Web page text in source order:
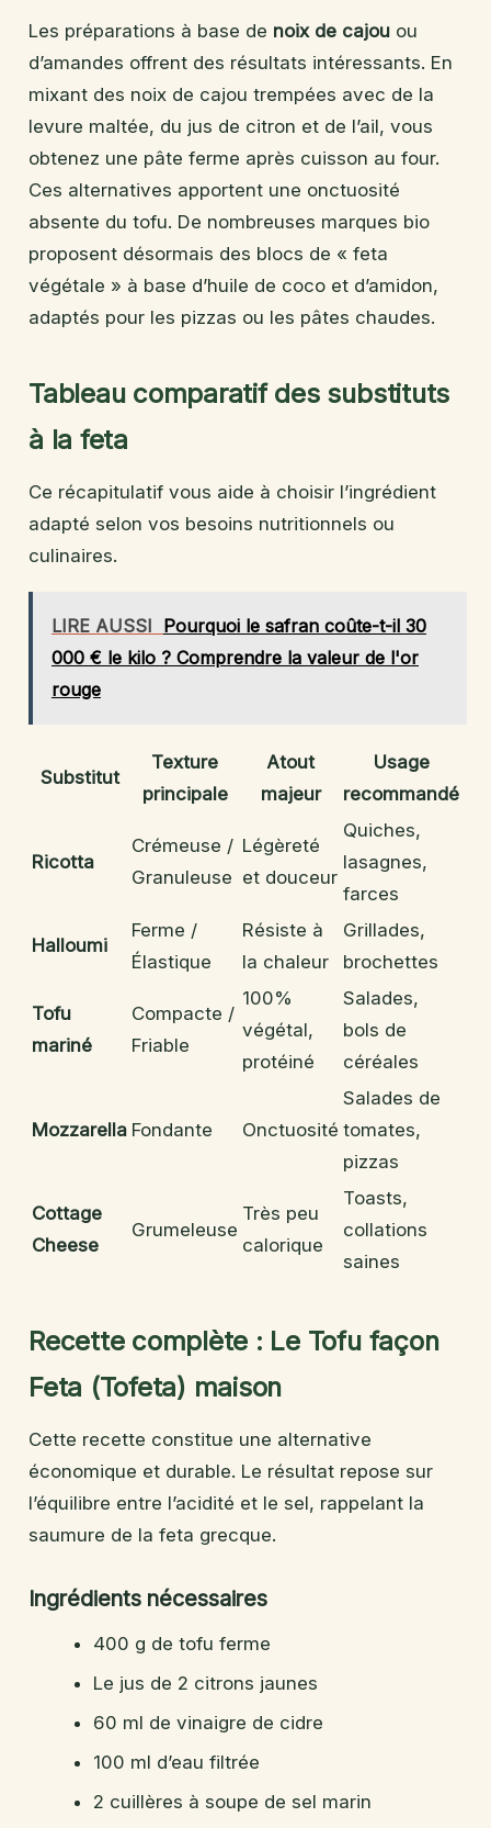
Les préparations à base de noix de cajou ou
d’amandes offrent des résultats intéressants. En
mixant des noix de cajou trempées avec de la
levure maltée, du jus de citron et de l’ail, vous
obtenez une pâte ferme après cuisson au four.
Ces alternatives apportent une onctuosité
absente du tofu. De nombreuses marques bio
proposent désormais des blocs de « feta
végétale » à base d’huile de coco et d’amidon,
adaptés pour les pizzas ou les pâtes chaudes.
Tableau comparatif des substituts
à la feta
Ce récapitulatif vous aide à choisir l’ingrédient
adapté selon vos besoins nutritionnels ou
culinaires.
LIRE AUSSI Pourquoi le safran coûte-t-il 30
000 € le kilo ? Comprendre la valeur de l'or
rouge
Substitut
Texture
principale
Atout
majeur
Usage
recommandé
Ricotta
Crémeuse /
Granuleuse
Légèreté
et douceur
Quiches,
lasagnes,
farces
Halloumi
Ferme /
Élastique
Résiste à
la chaleur
Grillades,
brochettes
Tofu
mariné
Compacte /
Friable
100%
végétal,
protéiné
Salades,
bols de
céréales
Mozzarella Fondante Onctuosité
Salades de
tomates,
pizzas
Cottage
Cheese
Grumeleuse
Très peu
calorique
Toasts,
collations
saines
Recette complète : Le Tofu façon
Feta (Tofeta) maison
Cette recette constitue une alternative
économique et durable. Le résultat repose sur
l’équilibre entre l’acidité et le sel, rappelant la
saumure de la feta grecque.
Ingrédients nécessaires
400 g de tofu ferme
Le jus de 2 citrons jaunes
60 ml de vinaigre de cidre
100 ml d’eau filtrée
2 cuillères à soupe de sel marin